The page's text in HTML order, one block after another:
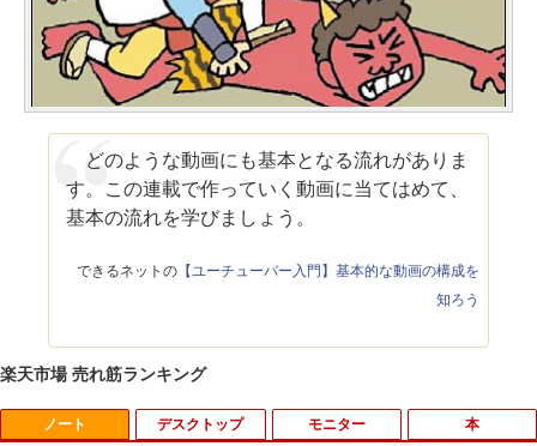
どのような動画にも基本となる流れがありま
す。この連載で作っていく動画に当てはめて、
基本の流れを学びましょう。
できるネットの【ユーチューバー入門】基本的な動画の構成を
知ろう
楽天市場 売れ筋ランキング
ノート デスクトップ モニター 本